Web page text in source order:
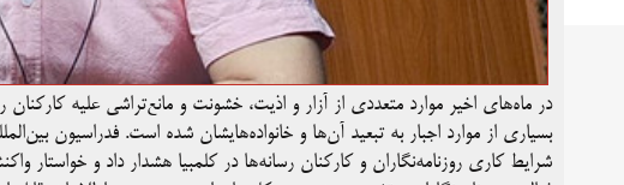
در ماه‌های اخیر موارد متعددی از آزار و اذیت، خشونت و مانع‌تراشی علیه
بسیاری از موارد اجبار به تبعید آن‌ها و خانواده‌هایشان شده است. فدراسیون
شرایط کاری روزنامه‌نگاران و کارکنان رسانه‌ها در کلمبیا هشدار داد و خواستار